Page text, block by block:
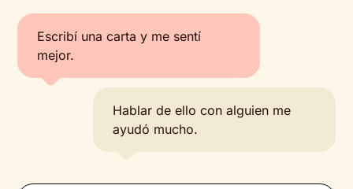
Escribí una carta y me sentí
mejor.
Hablar de ello con alguien me
ayudó mucho.